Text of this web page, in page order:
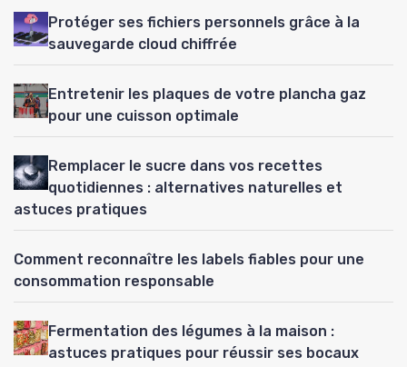
Protéger ses fichiers personnels grâce à la
sauvegarde cloud chiffrée
Entretenir les plaques de votre plancha gaz
pour une cuisson optimale
Remplacer le sucre dans vos recettes
quotidiennes : alternatives naturelles et
astuces pratiques
Comment reconnaître les labels fiables pour une
consommation responsable
Fermentation des légumes à la maison :
astuces pratiques pour réussir ses bocaux